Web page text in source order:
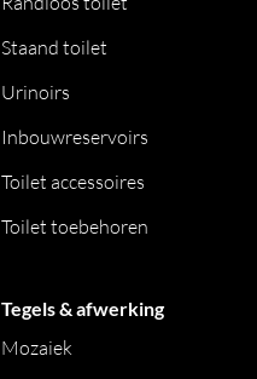
Staand toilet
Urinoirs
Inbouwreservoirs
Toilet accessoires
Toilet toebehoren
Tegels & afwerking
Mozaiek